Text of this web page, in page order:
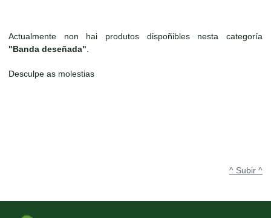
Actualmente non hai produtos dispoñibles nesta categoría
"Banda deseñada"
Desculpe as molestias
^ Subir ^